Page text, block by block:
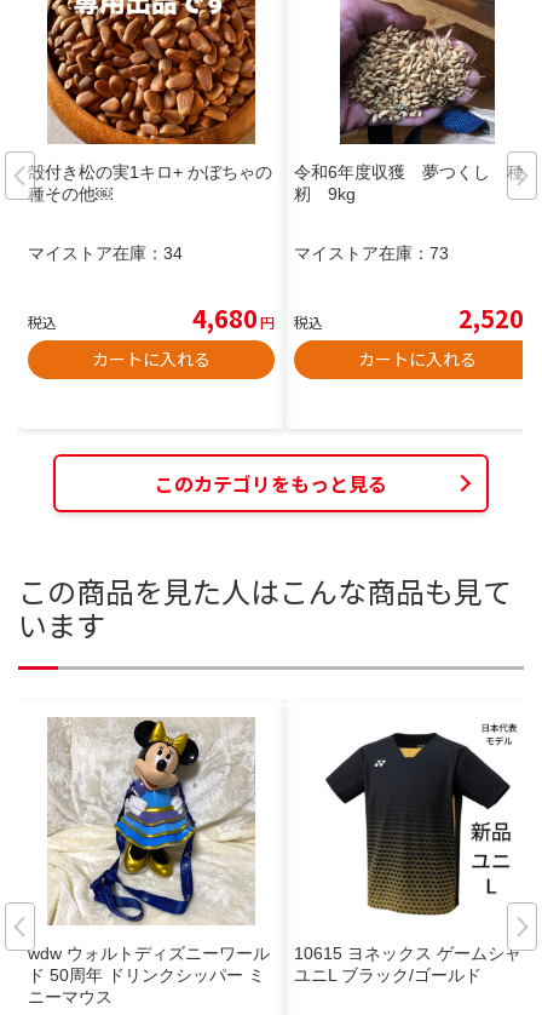
殻付き松の実1キロ+ かぼちゃの
種その他￼
マイストア在庫： 34
税込 4,680円
カートに入れる
令和6年度収獲 夢つくし 種
籾 9kg
マイストア在庫： 73
税込 2,520
カートに入れる
このカテゴリをもっと見る
この商品を見た人はこんな商品も見て
います
wdw ウォルトディズニーワール
ド 50周年 ドリンクシッパー ミ
ニーマウス
10615 ヨネックス ゲームシャツ
ユニL ブラック/ゴールド